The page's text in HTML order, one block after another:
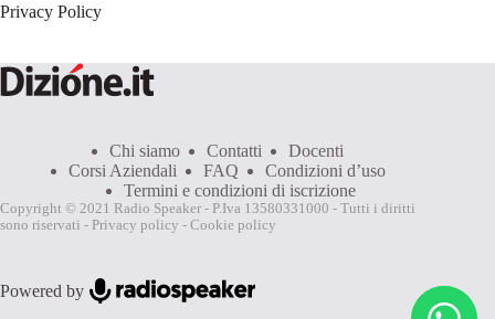
Privacy Policy
Chi siamo Contatti
Docenti
Corsi Aziendali
FAQ
Condizioni d’uso
Termini e condizioni di iscrizione
Copyright © 2021 Radio Speaker - P.Iva 13580331000 - Tutti i diritti
sono riservati - Privacy policy - Cookie policy
Powered by